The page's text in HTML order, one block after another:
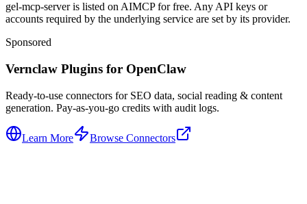
gel-mcp-server is listed on AIMCP for free. Any API keys or
accounts required by the underlying service are set by its provider.
Sponsored
Vernclaw Plugins for OpenClaw
Ready-to-use connectors for SEO data, social reading & content
generation. Pay-as-you-go credits with audit logs.
Learn More Browse Connectors